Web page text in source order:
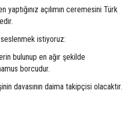
yaptığınız açılımın ceremesini Türk
istiyoruz:
bulunup en ağır şekilde
borcudur.
davasının daima takipçisi olacaktır.